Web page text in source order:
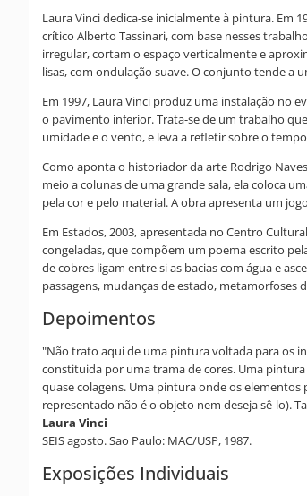
Laura Vinci dedica-se inicialmente à pintura. Em
crítico Alberto Tassinari, com base nesses
irregular, cortam o espaço verticalmente e
lisas, com ondulação suave. O conjunto tende a
Em 1997, Laura Vinci produz uma instalação no
o pavimento inferior. Trata-se de um trabalho
umidade e o vento, e leva a refletir sobre o
Como aponta o historiador da arte Rodrigo
meio a colunas de uma grande sala, ela coloca
pela cor e pelo material. A obra apresenta um
Em Estados, 2003, apresentada no Centro
congeladas, que compõem um poema escrito
de cobres ligam entre si as bacias com água e
passagens, mudanças de estado,
Depoimentos
"Não trato aqui de uma pintura voltada para os
constituida por uma trama de cores. Uma
quase colagens. Uma pintura onde os
representado não é o objeto nem deseja sê-lo).
Laura Vinci
SEIS agosto. Sao Paulo: MAC/USP, 1987.
Exposições Individuais